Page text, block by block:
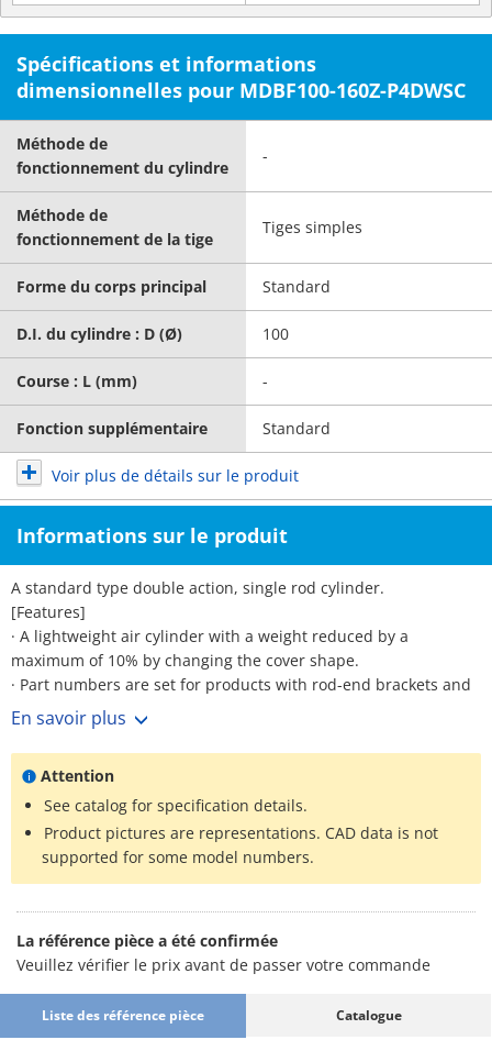
Spécifications et informations
dimensionnelles pour MDBF100-160Z-P4DWSC
Méthode de
fonctionnement du cylindre
-
Méthode de
fonctionnement de la tige
Tiges simples
Forme du corps principal Standard
D.I. du cylindre : D (Ø) 100
Course : L (mm) -
Fonction supplémentaire Standard
Voir plus de détails sur le produit
Informations sur le produit
A standard type double action, single rod cylinder.
[Features]
· A lightweight air cylinder with a weight reduced by a
maximum of 10% by changing the cover shape.
· Part numbers are set for products with rod-end brackets and
pivot brackets. (No need to order separately.)
*See the manufacturer's catalog for detailed specifications.
*Product pictures are representations. CAD data is not
supported for some model numbers.
En savoir plus
Attention
See catalog for specification details.
Product pictures are representations. CAD data is not
supported for some model numbers.
La référence pièce a été confirmée
Veuillez vérifier le prix avant de passer votre commande
Liste des référence pièce Catalogue